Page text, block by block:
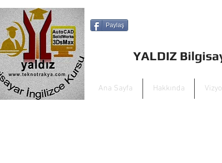
YALDIZ
Paylaş
Ana Sayfa Hakkında